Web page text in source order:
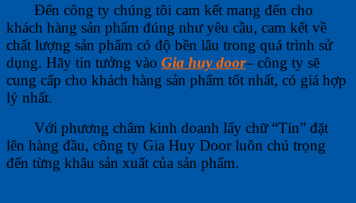
Đến công ty chúng tôi cam kết mang đến cho
khách hàng sản phẩm đúng như yêu cầu, cam kết về
chất lượng sản phẩm có độ bền lâu trong quá trình sử
dụng. Hãy tin tưởng vào Gia huy door– công ty sẽ
cung cấp cho khách hàng sản phẩm tốt nhất, có giá hợp
lý nhất.
Với phương châm kinh doanh lấy chữ “Tín” đặt
lên hàng đầu, công ty Gia Huy Door luôn chú trọng
đến từng khâu sản xuất của sản phẩm.